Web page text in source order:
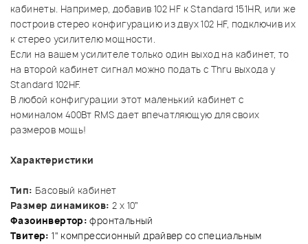
кабинеты. Например, добавив 102 HF к Standard 151HR, или же
построив стерео конфигурацию из двух 102 HF, подключив их
к стерео усилителю мощности.
Если на вашем усилителе только один выход на кабинет, то
на второй кабинет сигнал можно подать с Thru выхода у
Standard 102HF.
В любой конфигурации этот маленький кабинет с
номиналом 400Вт RMS дает впечатляющую для своих
размеров мощь!
Характеристики
Тип: Басовый кабинет
Размер динамиков:2 x 10”
Фазоинвертор: фронтальный
Твитер:1" компрессионный драйвер со специальным